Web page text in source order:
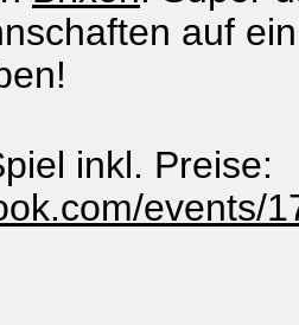
auf
inkl. Preise:
events/